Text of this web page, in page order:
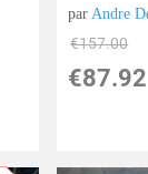
par Andre
€157.00
€87.92